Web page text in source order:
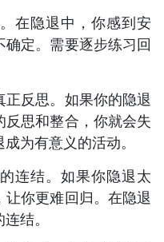
在隐退中，你感到安
定。需要逐步练习回
反思。如果你的隐退
反思和整合，你就会失
为有意义的活动。
连结。如果你隐退太
你更难回归。在隐退
结。